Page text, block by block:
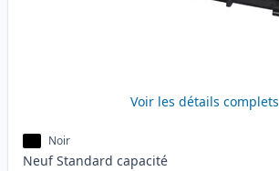
Voir les détails complets
Noir
Neuf Standard capacité